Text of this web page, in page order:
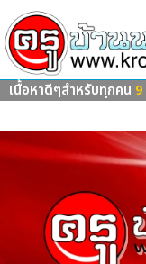
เนื้อหาดีๆสำหรับทุกคน